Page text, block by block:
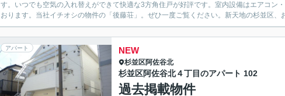
す。いつでも空気の入れ替えができて快適な3方角住戸が好評です。室内設備はエアコン
おります。当社イチオシの物件の「後藤荘」。ぜひ一度ご覧ください。新天地の杉並区、
アパート NEW
杉並区阿佐谷北
杉並区阿佐谷北４丁目のアパート 102
過去掲載物件